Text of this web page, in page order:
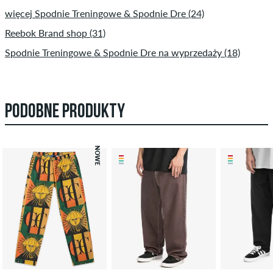
więcej Spodnie Treningowe & Spodnie Dre (24)
Reebok Brand shop (31)
Spodnie Treningowe & Spodnie Dre na wyprzedaży (18)
PODOBNE PRODUKTY
NOWE